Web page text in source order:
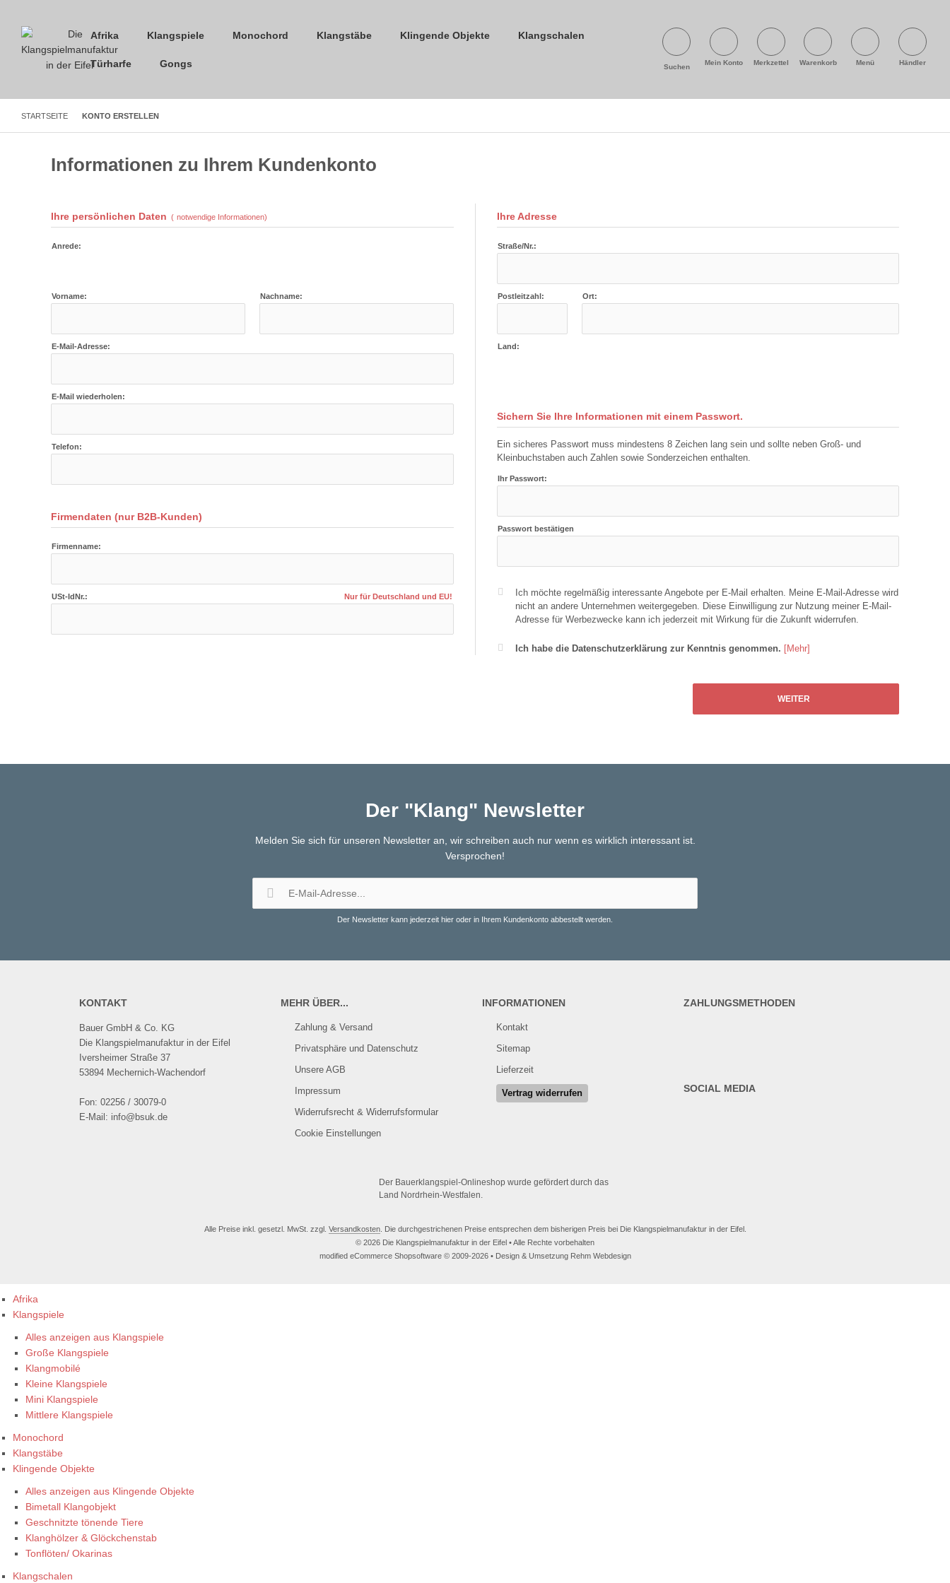
Afrika Klangspiele Monochord Klangstäbe Klingende Objekte Klangschalen
Türharfe Gongs Suchen
Mein Konto Merkzettel Warenkorb Menü Händler
STARTSEITE KONTO ERSTELLEN
Informationen zu Ihrem Kundenkonto
Ihre persönlichen Daten ( notwendige Informationen)
Anrede:
Vorname: Nachname:
E-Mail-Adresse:
E-Mail wiederholen:
Telefon:
Firmendaten (nur B2B-Kunden)
Firmenname:
USt-IdNr.: Nur für Deutschland und EU!
Ihre Adresse
Straße/Nr.:
Postleitzahl: Ort:
Land:
Sichern Sie Ihre Informationen mit einem Passwort.
Ein sicheres Passwort muss mindestens 8 Zeichen lang sein und sollte neben Groß- und
Kleinbuchstaben auch Zahlen sowie Sonderzeichen enthalten.
Ihr Passwort:
Passwort bestätigen
Ich möchte regelmäßig interessante Angebote per E-Mail erhalten. Meine E-Mail-Adresse wird
nicht an andere Unternehmen weitergegeben. Diese Einwilligung zur Nutzung meiner E-Mail-
Adresse für Werbezwecke kann ich jederzeit mit Wirkung für die Zukunft widerrufen.
Ich habe die Datenschutzerklärung zur Kenntnis genommen. [Mehr]
WEITER
Der "Klang" Newsletter
Melden Sie sich für unseren Newsletter an, wir schreiben auch nur wenn es wirklich interessant ist.
Versprochen!
Der Newsletter kann jederzeit hier oder in Ihrem Kundenkonto abbestellt werden.
KONTAKT
Bauer GmbH & Co. KG
Die Klangspielmanufaktur in der Eifel
Iversheimer Straße 37
53894 Mechernich-Wachendorf
Fon: 02256 / 30079-0
E-Mail: info@bsuk.de
MEHR ÜBER...
Zahlung & Versand
Privatsphäre und Datenschutz
Unsere AGB
Impressum
Widerrufsrecht & Widerrufsformular
Cookie Einstellungen
INFORMATIONEN
Kontakt
Sitemap
Lieferzeit
Vertrag widerrufen
ZAHLUNGSMETHODEN
SOCIAL MEDIA
Der Bauerklangspiel-Onlineshop wurde gefördert durch das
Land Nordrhein-Westfalen.
Alle Preise inkl. gesetzl. MwSt. zzgl. Versandkosten. Die durchgestrichenen Preise entsprechen dem bisherigen Preis bei Die Klangspielmanufaktur in der Eifel.
© 2026 Die Klangspielmanufaktur in der Eifel • Alle Rechte vorbehalten
modified eCommerce Shopsoftware © 2009-2026 • Design & Umsetzung Rehm Webdesign
Afrika
Klangspiele
Alles anzeigen aus Klangspiele
Große Klangspiele
Klangmobilé
Kleine Klangspiele
Mini Klangspiele
Mittlere Klangspiele
Monochord
Klangstäbe
Klingende Objekte
Alles anzeigen aus Klingende Objekte
Bimetall Klangobjekt
Geschnitzte tönende Tiere
Klanghölzer & Glöckchenstab
Tonflöten/ Okarinas
Klangschalen